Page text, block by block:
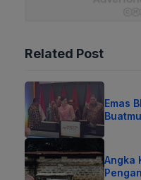
Related Post
Emas
Buatmu
Angka